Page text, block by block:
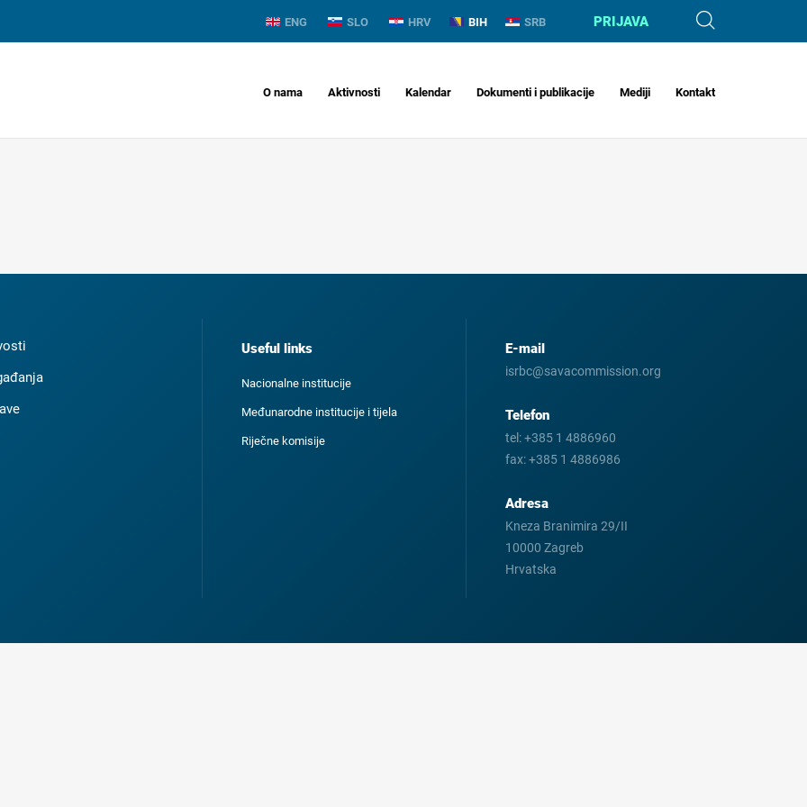
ENG SLO HRV BIH SRB PRIJAVA
O nama Aktivnosti Kalendar Dokumenti i publikacije Mediji Kontakt
Useful links
Nacionalne institucije
Međunarodne institucije i tijela
Riječne komisije
E-mail
isrbc@savacommission.org
Telefon
tel:+385 1 4886960
fax:+385 1 4886986
Adresa
Kneza Branimira 29/II
10000 Zagreb
Hrvatska